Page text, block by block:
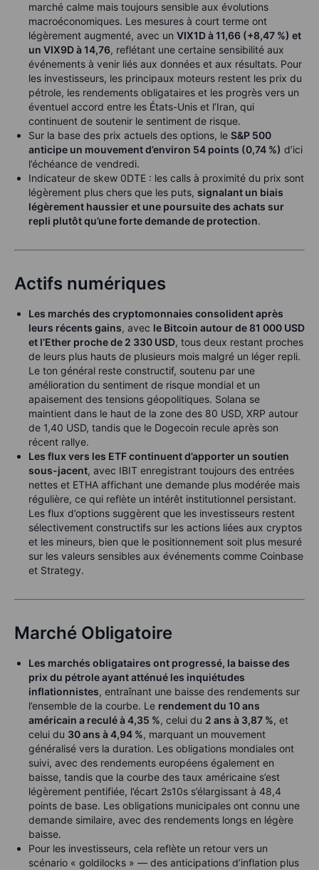
marché calme mais toujours sensible aux évolutions
macroéconomiques. Les mesures à court terme ont
légèrement augmenté, avec un VIX1D à 11,66 (+8,47 %) et
un VIX9D à 14,76, reflétant une certaine sensibilité aux
événements à venir liés aux données et aux résultats. Pour
les investisseurs, les principaux moteurs restent les prix du
pétrole, les rendements obligataires et les progrès vers un
éventuel accord entre les États-Unis et l’Iran, qui
continuent de soutenir le sentiment de risque.
Sur la base des prix actuels des options, le S&P 500
anticipe un mouvement d’environ 54 points (0,74 %) d’ici
l’échéance de vendredi.
Indicateur de skew 0DTE : les calls à proximité du prix sont
légèrement plus chers que les puts, signalant un biais
légèrement haussier et une poursuite des achats sur
repli plutôt qu’une forte demande de protection.
Actifs numériques
Les marchés des cryptomonnaies consolident après
leurs récents gains, avec le Bitcoin autour de 81 000 USD
et l’Ether proche de 2 330 USD, tous deux restant proches
de leurs plus hauts de plusieurs mois malgré un léger repli.
Le ton général reste constructif, soutenu par une
amélioration du sentiment de risque mondial et un
apaisement des tensions géopolitiques. Solana se
maintient dans le haut de la zone des 80 USD, XRP autour
de 1,40 USD, tandis que le Dogecoin recule après son
récent rallye.
Les flux vers les ETF continuent d’apporter un soutien
sous-jacent, avec IBIT enregistrant toujours des entrées
nettes et ETHA affichant une demande plus modérée mais
régulière, ce qui reflète un intérêt institutionnel persistant.
Les flux d’options suggèrent que les investisseurs restent
sélectivement constructifs sur les actions liées aux cryptos
et les mineurs, bien que le positionnement soit plus mesuré
sur les valeurs sensibles aux événements comme Coinbase
et Strategy.
Marché Obligatoire
Les marchés obligataires ont progressé, la baisse des
prix du pétrole ayant atténué les inquiétudes
inflationnistes, entraînant une baisse des rendements sur
l’ensemble de la courbe. Le rendement du 10 ans
américain a reculé à 4,35 %, celui du 2 ans à 3,87 %, et
celui du 30 ans à 4,94 %, marquant un mouvement
généralisé vers la duration. Les obligations mondiales ont
suivi, avec des rendements européens également en
baisse, tandis que la courbe des taux américaine s’est
légèrement pentifiée, l’écart 2s10s s’élargissant à 48,4
points de base. Les obligations municipales ont connu une
demande similaire, avec des rendements longs en légère
baisse.
Pour les investisseurs, cela reflète un retour vers un
scénario « goldilocks » — des anticipations d’inflation plus